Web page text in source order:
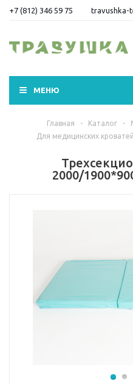
+7 (812) 346 59 75 travushka-
МЕНЮ
Главная - Каталог -
Для медицинских кроватей
2000/